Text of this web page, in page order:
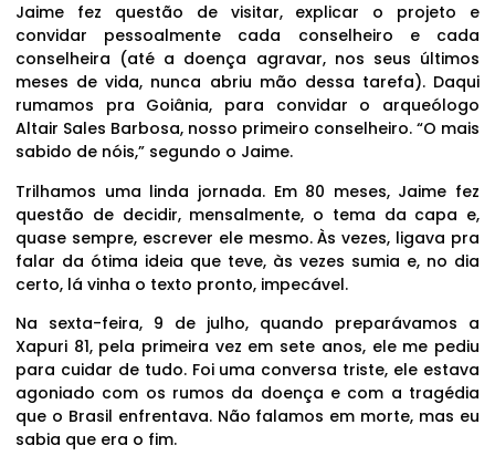
Jaime fez questão de visitar, explicar o projeto e
convidar pessoalmente cada conselheiro e cada
conselheira (até a doença agravar, nos seus últimos
meses de vida, nunca abriu mão dessa tarefa). Daqui
rumamos pra Goiânia, para convidar o arqueólogo
Altair Sales Barbosa, nosso primeiro conselheiro. “O mais
sabido de nóis,” segundo o Jaime.
Trilhamos uma linda jornada. Em 80 meses, Jaime fez
questão de decidir, mensalmente, o tema da capa e,
quase sempre, escrever ele mesmo. Às vezes, ligava pra
falar da ótima ideia que teve, às vezes sumia e, no dia
certo, lá vinha o texto pronto, impecável.
Na sexta-feira, 9 de julho, quando preparávamos a
Xapuri 81, pela primeira vez em sete anos, ele me pediu
para cuidar de tudo. Foi uma conversa triste, ele estava
agoniado com os rumos da doença e com a tragédia
que o Brasil enfrentava. Não falamos em morte, mas eu
sabia que era o fim.